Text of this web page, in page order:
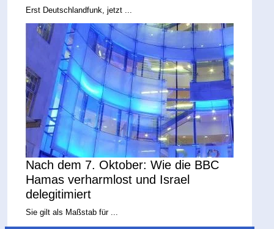
Erst Deutschlandfunk, jetzt ...
Nach dem 7. Oktober: Wie die BBC
Hamas verharmlost und Israel
delegitimiert
Sie gilt als Maßstab für ...